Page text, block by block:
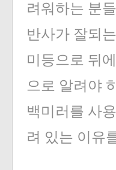
려워하는 분
반사가 잘되
미등으로 뒤
으로 알려야
백미러를 사
려 있는 이유